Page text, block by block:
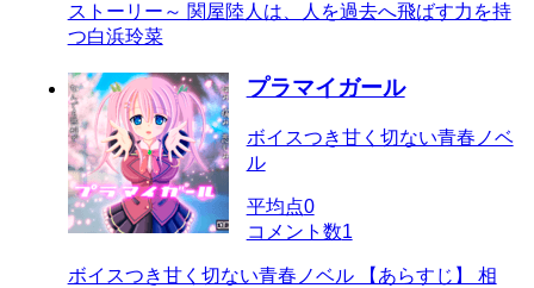
ストーリー～ 関屋陸人は、人を過去へ飛ばす力を持
つ白浜玲菜
プラマイガール
ボイスつき甘く切ない青春ノベ
ル
平均点0
コメント数1
ボイスつき甘く切ない青春ノベル 【あらすじ】 相